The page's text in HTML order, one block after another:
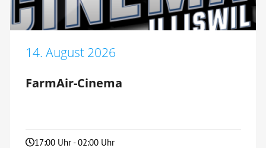
14. August 2026
FarmAir-Cinema
17:00 Uhr - 02:00 Uhr